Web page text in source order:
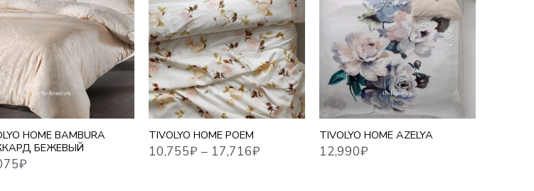
HOME BAMBURA
БЕЖЕВЫЙ
TIVOLYO HOME POEM
10,755₽ –17,716₽
1,5 СПАЛЬНЫЙ
ЕВРО
ЕВРО MAXI
СЕМЕЙНЫЙ
TIVOLYO HOME AZELYA
12,990₽
17,354 ₽